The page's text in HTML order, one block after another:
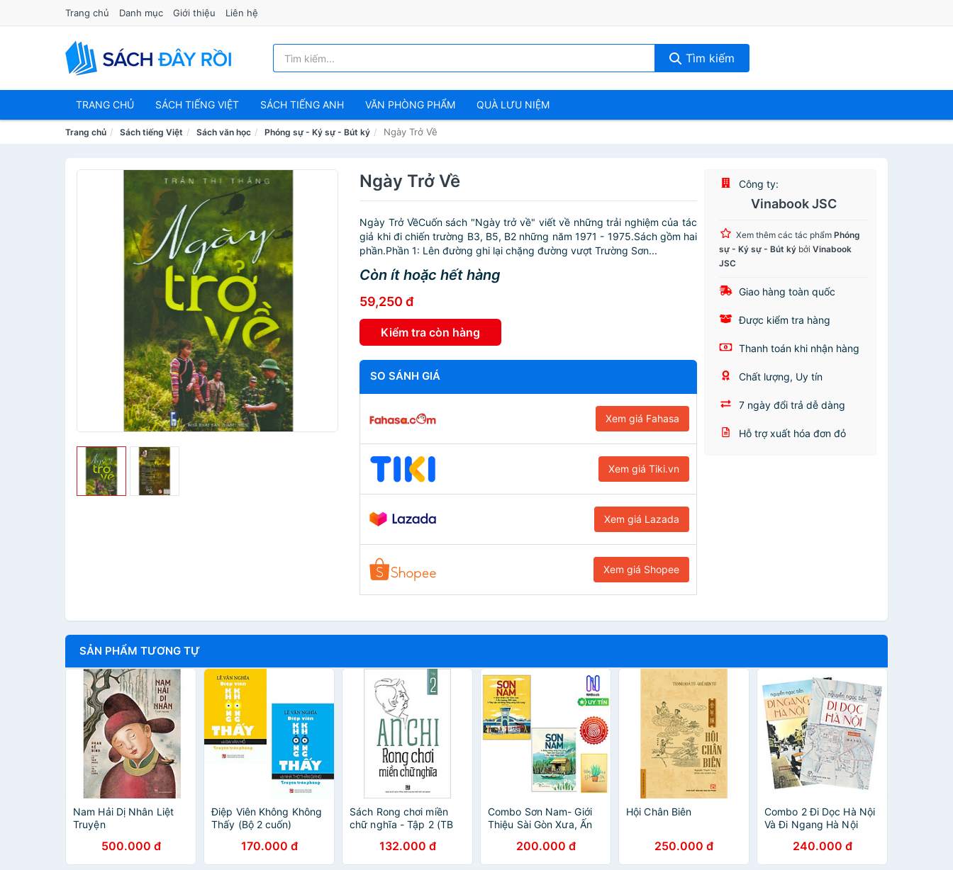
Trang chủ Danh mục Giới thiệu Liên hệ
Tìm kiếm
TRANG CHỦ SÁCH TIẾNG VIỆT SÁCH TIẾNG ANH VĂN PHÒNG PHẨM QUÀ LƯU NIỆM
Trang chủ Sách tiếng Việt Sách văn học Phóng sự - Ký sự - Bút ký Ngày Trở Về
Ngày Trở Về
Ngày Trở VềCuốn sách "Ngày trở về" viết về những trải nghiệm của tác
giả khi đi chiến trường B3, B5, B2 những năm 1971 - 1975.Sách gồm hai
phần.Phần 1: Lên đường ghi lại chặng đường vượt Trường Sơn...
Còn ít hoặc hết hàng
59,250 đ
Kiểm tra còn hàng
SO SÁNH GIÁ
Xem giá Fahasa
Xem giá Tiki.vn
Xem giá Lazada
Xem giá Shopee
Công ty:
Vinabook JSC
Xem thêm các tác phẩmPhóng
sự - Ký sự - Bút ký bởiVinabook
JSC
Giao hàng toàn quốc
Được kiểm tra hàng
Thanh toán khi nhận hàng
Chất lượng, Uy tín
7 ngày đổi trả dễ dàng
Hỗ trợ xuất hóa đơn đỏ
SẢN PHẨM TƯƠNG TỰ
Nam Hải Dị Nhân Liệt
Truyện
500.000 đ
Điệp Viên Không Không
Thấy (Bộ 2 cuốn)
170.000 đ
Sách Rong chơi miền
chữ nghĩa - Tập 2 (TB
132.000 đ
Combo Sơn Nam- Giới
Thiệu Sài Gòn Xưa, Ấn
Cận Với Đồng Bằng
Sông Cửu Long Và
200.000 đ
Hội Chân Biên
250.000 đ
Combo 2 Đi Dọc Hà Nội
Và Đi Ngang Hà Nội
240.000 đ